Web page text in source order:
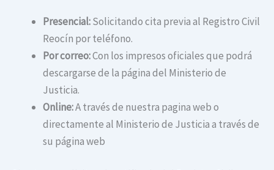
Presencial:Solicitando cita previa al Registro Civil
Reocín por teléfono.
Por correo:Con los impresos oficiales que podrá
descargarse de la página del Ministerio de
Justicia.
Online:A través de nuestra pagina web o
directamente al Ministerio de Justicia a través de
su página web